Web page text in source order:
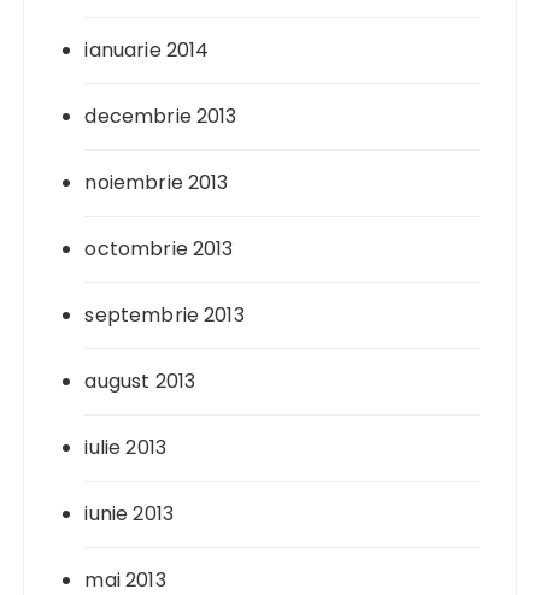
ianuarie 2014
decembrie 2013
noiembrie 2013
octombrie 2013
septembrie 2013
august 2013
iulie 2013
iunie 2013
mai 2013